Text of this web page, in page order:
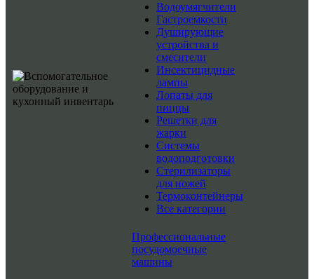
Водоумягчители
Гастроемкости
Душирующие
устройства и
смесители
Инсектицидные
лампы
Лопаты для
пиццы
Решетки для
жарки
Системы
водоподготовки
Стерилизаторы
для ножей
Термоконтейнеры
Все категории
Профессиональные
посудомоечные
машины